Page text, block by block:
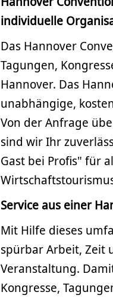
individu­elle
Das Hannover
Tagungen,
Hannover. Das
unabhängige,
Von der Anfrage
sind wir Ihr
Gast bei Profis" für
Service aus einer
Mit Hilfe dieses
spürbar Arbeit, Zeit
Veranstaltung.
Kongresse,